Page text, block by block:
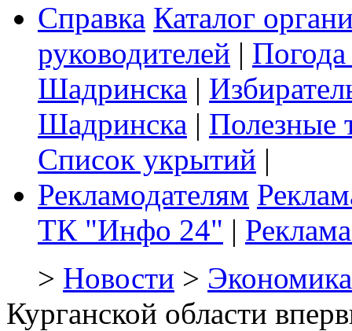
Справка Каталог
руководителей |
Шадринска |
Шадринска | Полезные
Список укрытий |
Рекламодателям
ТК "Инфо 24" |
> Новости >
Курганской области